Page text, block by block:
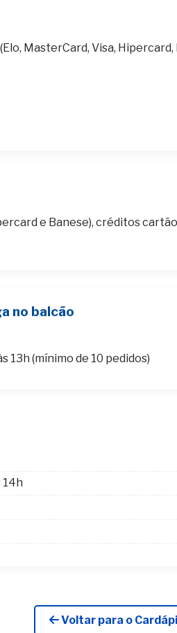
MasterCard, Visa, Hipercard,
e Banese), créditos cartão
no balcão
13h (mínimo de 10 pedidos)
14h
Voltar para o